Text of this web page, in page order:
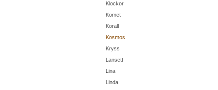
Klockor
Komet
Korall
Kosmos
Kryss
Lansett
Lina
Linda